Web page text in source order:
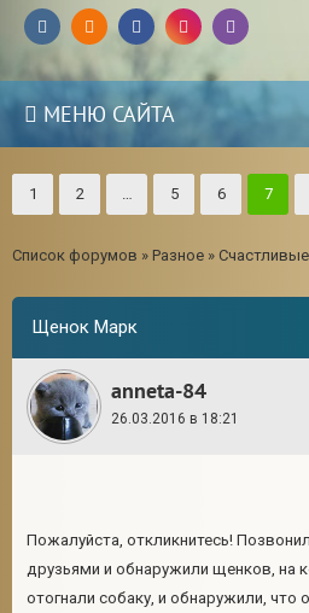
МЕНЮ САЙТА
1 2 … 5 6 7
Список форумов » Разное »
Щенок Марк
anneta-84
26.03.2016 в 18:21
Пожалуйста, откликнитесь!
друзьями и обнаружили щенков, на
отогнали собаку, и обнаружили, что